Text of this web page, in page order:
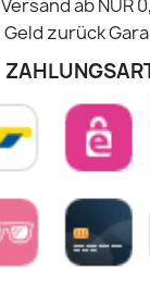
Versand ab NUR
Geld zurück